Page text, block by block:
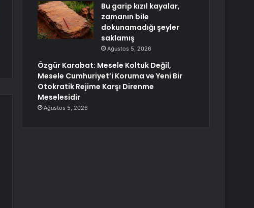
Bu garip kızıl kayalar,
zamanın bile
dokunamadığı şeyler
saklamış
Ağustos 5, 2026
Özgür Karabat: Mesele Koltuk Değil,
Mesele Cumhuriyet’i Koruma ve Yeni Bir
Otokratik Rejime Karşı Direnme
Meselesidir
Ağustos 5, 2026